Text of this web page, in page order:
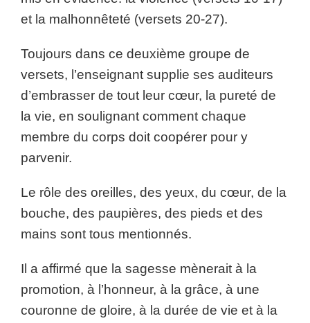
et la malhonnêteté (versets 20-27).
Toujours dans ce deuxième groupe de
versets, l’enseignant supplie ses auditeurs
d’embrasser de tout leur cœur, la pureté de
la vie, en soulignant comment chaque
membre du corps doit coopérer pour y
parvenir.
Le rôle des oreilles, des yeux, du cœur, de la
bouche, des paupières, des pieds et des
mains sont tous mentionnés.
Il a affirmé que la sagesse mènerait à la
promotion, à l’honneur, à la grâce, à une
couronne de gloire, à la durée de vie et à la